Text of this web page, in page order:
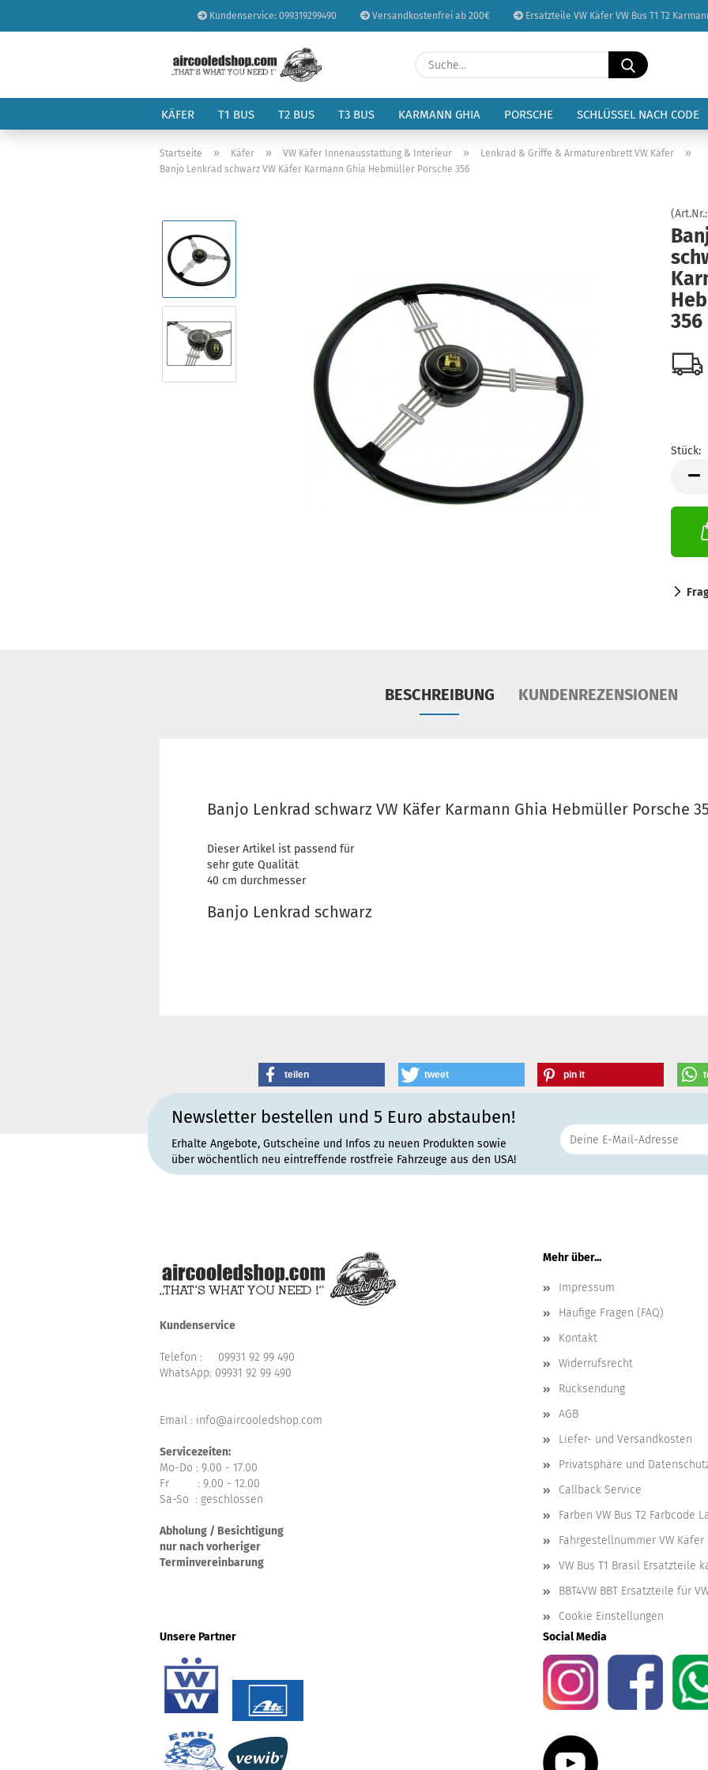
Kundenservice: 099319299490 Versandkostenfrei ab 200€ Ersatzteile VW Käfer VW Bus T1 T2
Sprache auswählen
Lieferland
Passwort
Konto erstellen
Passwort
Suche...
KÄFER T1 BUS T2 BUS T3 BUS KARMANN GHIA PORSCHE SCHLÜSSEL NACH CODE
Startseite » Käfer » VW Käfer Innenausstattung & Interieur » Lenkrad & Griffe & Armaturenbrett VW Käfer »
Banjo Lenkrad schwarz VW Käfer Karmann Ghia Hebmüller Porsche 356
356
Stück:
Stück
BESCHREIBUNG KUNDENREZENSIONEN
Banjo Lenkrad schwarz VW Käfer Karmann Ghia Hebmüller Porsche
Dieser Artikel ist passend für
sehr gute Qualität
40 cm durchmesser
Banjo Lenkrad schwarz
teilen tweet pin it
Newsletter bestellen und 5 Euro abstauben!
Erhalte Angebote, Gutscheine und Infos zu neuen Produkten sowie
über wöchentlich neu eintreffende rostfreie Fahrzeuge aus den USA!
Kundenservice
Telefon : 09931 92 99 490
WhatsApp: 09931 92 99 490
Email : info@aircooledshop.com
Servicezeiten:
Mo-Do : 9.00 - 17.00
Fr : 9.00 - 12.00
Sa-So : geschlossen
Abholung / Besichtigung
nur nach vorheriger
Terminvereinbarung
Mehr über...
Impressum
Häufige Fragen (FAQ)
Kontakt
Widerrufsrecht
Rücksendung
AGB
Liefer- und Versandkosten
Privatsphäre und
Callback Service
Farben VW Bus T2 Farbcode
Fahrgestellnummer VW Käfer
VW Bus T1 Brasil Ersatzteile
BBT4VW BBT Ersatzteile für
Cookie Einstellungen
Unsere Partner
Social Media